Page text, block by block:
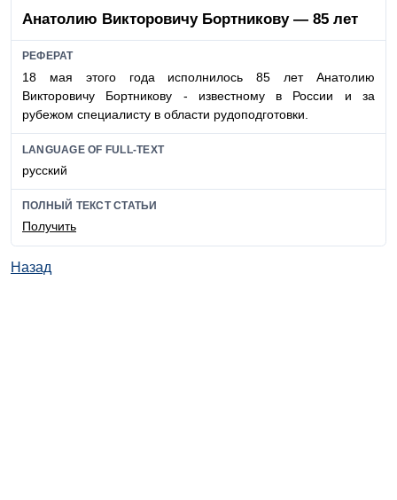
Анатолию Викторовичу Бортникову — 85 лет
РЕФЕРАТ
18 мая этого года исполнилось 85 лет Анатолию
Викторовичу Бортникову - известному в России и за
рубежом специалисту в области рудоподготовки.
LANGUAGE OF FULL-TEXT
русский
ПОЛНЫЙ ТЕКСТ СТАТЬИ
Получить
Назад